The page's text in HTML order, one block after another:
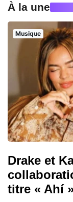
À la une
Musique
Drake et
titre « Ahí